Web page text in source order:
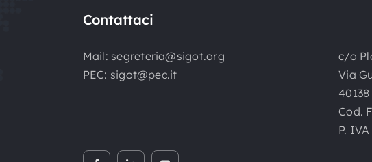
Contattaci
Mail: segreteria@sigot.org
PEC: sigot@pec.it
c/o
Via
Cod.
P.